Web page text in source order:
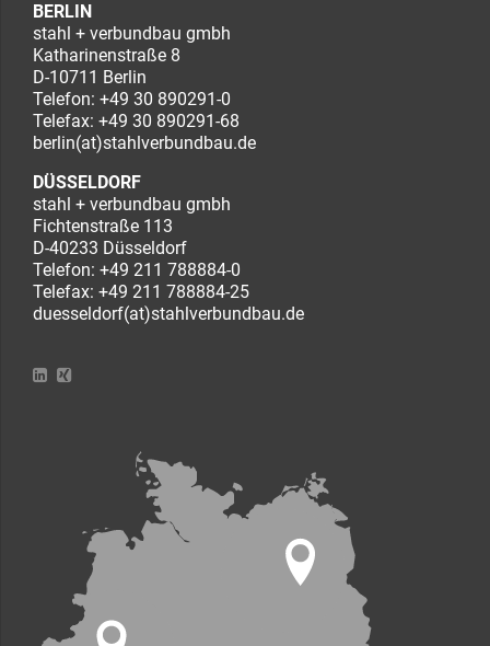
BERLIN
stahl + verbundbau gmbh
Katharinenstraße 8
D-10711 Berlin
Telefon: +49 30 890291-0
Telefax: +49 30 890291-68
berlin(at)stahlverbundbau.de
DÜSSELDORF
stahl + verbundbau gmbh
Fichtenstraße 113
D-40233 Düsseldorf
Telefon: +49 211 788884-0
Telefax: +49 211 788884-25
duesseldorf(at)stahlverbundbau.de